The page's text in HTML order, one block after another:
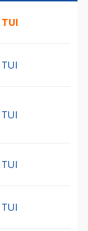
TUI
TUI
TUI
TUI
TUI